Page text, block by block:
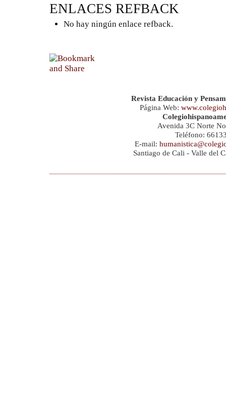
ENLACES REFBACK
No hay ningún enlace refback.
Revista Educación y
Página Web:
Avenida 3C Norte
Teléfono:
E-mail:
Santiago de Cali - Valle del